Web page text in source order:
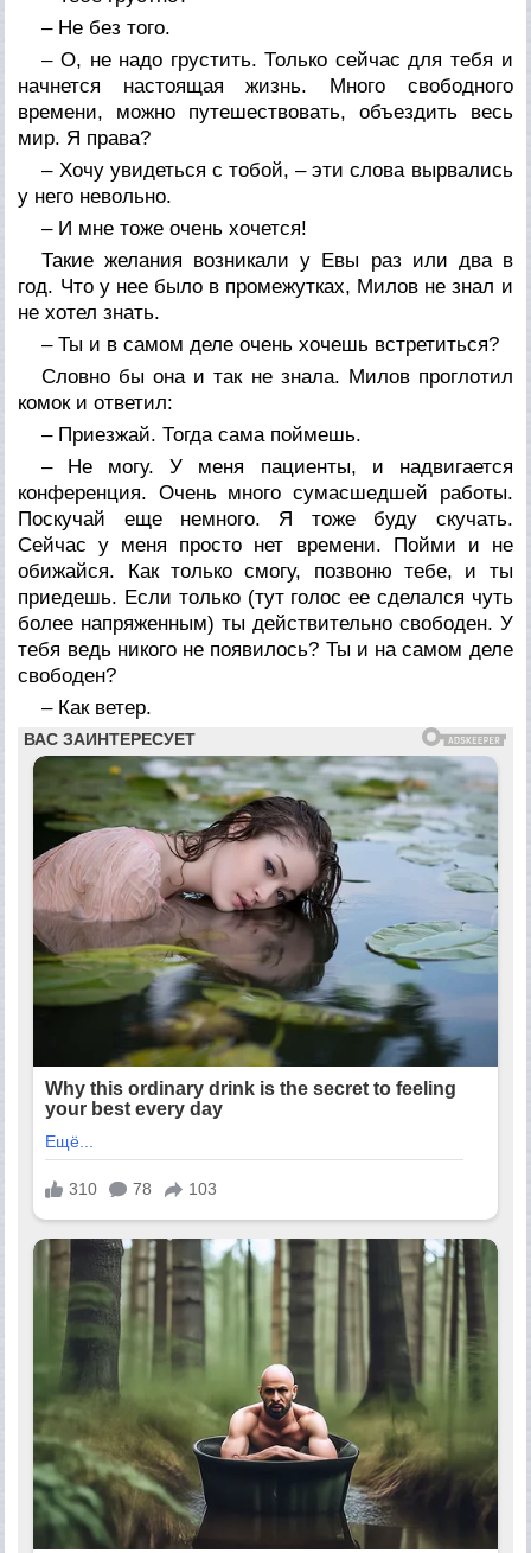
– Не без того.
– О, не надо грустить. Только сейчас для тебя и
начнется настоящая жизнь. Много свободного
времени, можно путешествовать, объездить весь
мир. Я права?
– Хочу увидеться с тобой, – эти слова вырвались
у него невольно.
– И мне тоже очень хочется!
Такие желания возникали у Евы раз или два в
год. Что у нее было в промежутках, Милов не знал и
не хотел знать.
– Ты и в самом деле очень хочешь встретиться?
Словно бы она и так не знала. Милов проглотил
комок и ответил:
– Приезжай. Тогда сама поймешь.
– Не могу. У меня пациенты, и надвигается
конференция. Очень много сумасшедшей работы.
Поскучай еще немного. Я тоже буду скучать.
Сейчас у меня просто нет времени. Пойми и не
обижайся. Как только смогу, позвоню тебе, и ты
приедешь. Если только (тут голос ее сделался чуть
более напряженным) ты действительно свободен. У
тебя ведь никого не появилось? Ты и на самом деле
свободен?
– Как ветер.